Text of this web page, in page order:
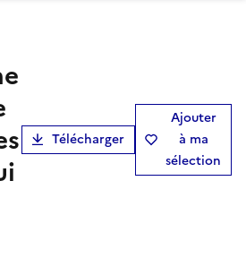
Télécharger
Ajouter
à ma
sélection